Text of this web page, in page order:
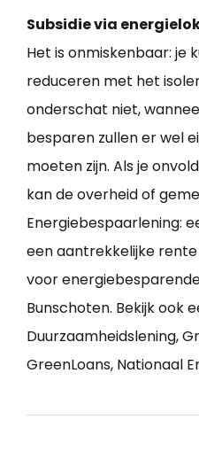
Subsidie via
Het is onmiskenbaar: je
reduceren met het
onderschat niet,
besparen zullen er wel
moeten zijn. Als je
kan de overheid of
Energiebespaarlening:
een aantrekkelijke
voor
Bunschoten. Bekijk ook
Duurzaamheidslening,
GreenLoans, Nationaal